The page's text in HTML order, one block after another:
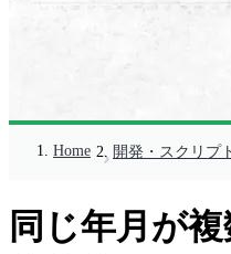
Home 開発・スクリプ
同じ年月が